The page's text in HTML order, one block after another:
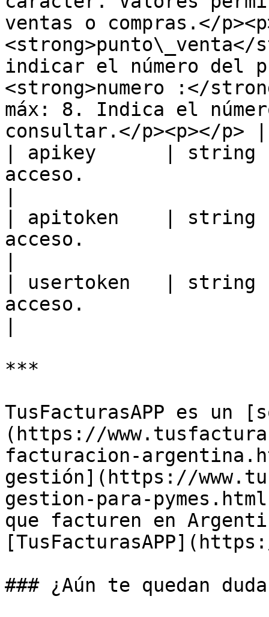
ventas o compras.</
<strong>punto\_venta</
indicar el número del
<strong>numero :</
máx: 8. Indica el
consultar.</p><p></p> |
| apikey      | string |
acceso.
| apitoken    | string |
acceso.
| usertoken   | string |
acceso.
***
TusFacturasAPP es un
(https://
facturacion-
gestión](https://
gestion-para-
que facturen en
### ¿Aún te quedan